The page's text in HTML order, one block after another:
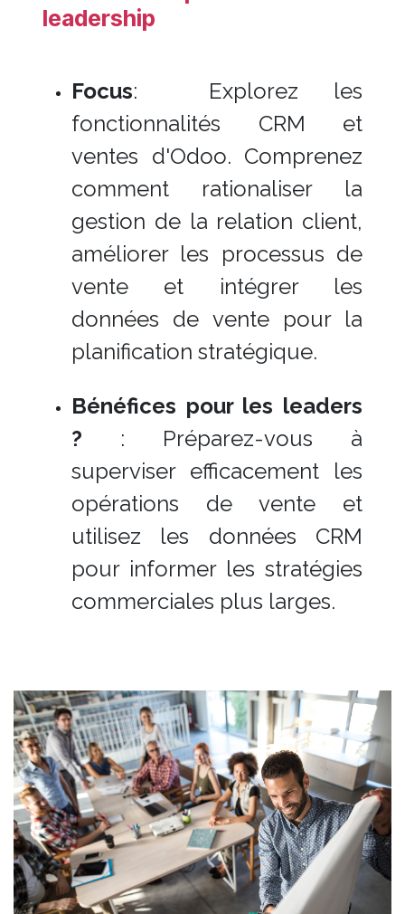
leadership
Focus: Explorez les
fonctionnalités CRM et
ventes d'Odoo. Comprenez
comment rationaliser la
gestion de la relation client,
améliorer les processus de
vente et intégrer les
données de vente pour la
planification stratégique.
Bénéfices pour les leaders
? : Préparez-vous à
superviser efficacement les
opérations de vente et
utilisez les données CRM
pour informer les stratégies
commerciales plus larges.